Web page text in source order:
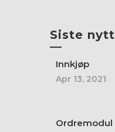
Siste nytt
—
Innkjøp
Apr 13, 2021
Ordremodul